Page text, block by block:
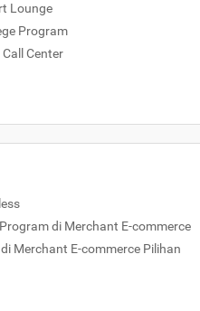
Lounge
Program
Center
di Merchant E-commerce
Merchant E-commerce Pilihan